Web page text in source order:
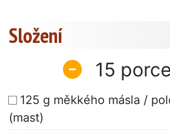
Složení
15
125 g měkkého másla /
(mast)